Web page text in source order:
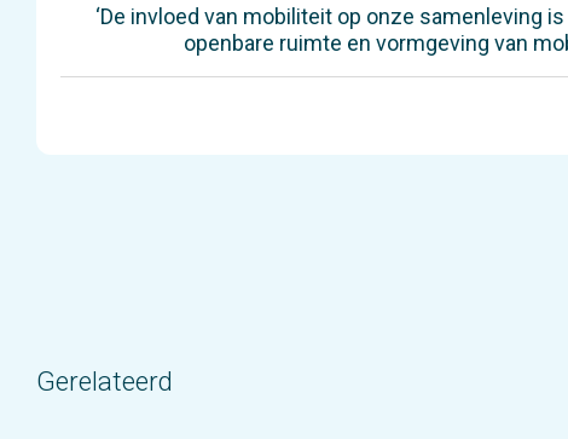
‘De invloed van mobiliteit op onze samenleving
openbare ruimte en vormgeving van
Gerelateerd